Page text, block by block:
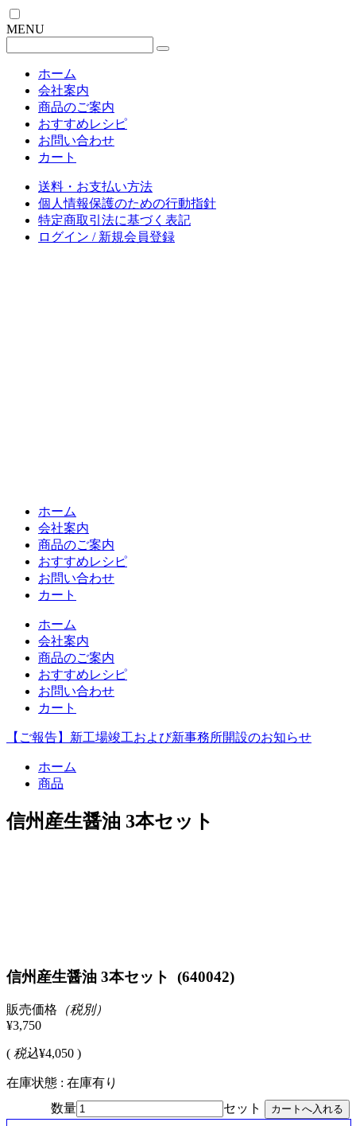
MENU
ホーム
会社案内
商品のご案内
おすすめレシピ
お問い合わせ
カート
送料・お支払い方法
個人情報保護のための行動指針
特定商取引法に基づく表記
ログイン / 新規会員登録
ホーム
会社案内
商品のご案内
おすすめレシピ
お問い合わせ
カート
ホーム
会社案内
商品のご案内
おすすめレシピ
お問い合わせ
カート
【ご報告】新工場竣工および新事務所開設のお知らせ
ホーム
商品
信州産生醤油 3本セット
信州産生醤油 3本セット (640042)
販売価格 （税別）
¥3,750
( 税込¥4,050 )
在庫状態 : 在庫有り
数量
セット